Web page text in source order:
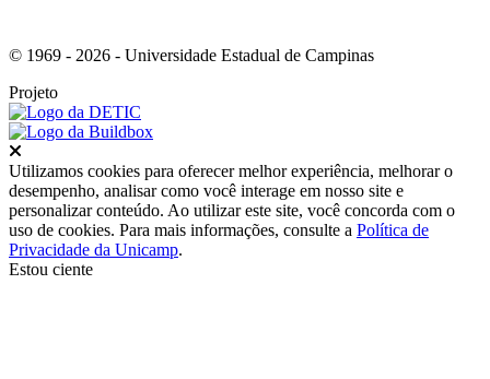
© 1969 - 2026 - Universidade Estadual de Campinas
Projeto
Utilizamos cookies para oferecer melhor experiência, melhorar o
desempenho, analisar como você interage em nosso site e
personalizar conteúdo. Ao utilizar este site, você concorda com o
uso de cookies. Para mais informações, consulte a Política de
Privacidade da Unicamp.
Estou ciente